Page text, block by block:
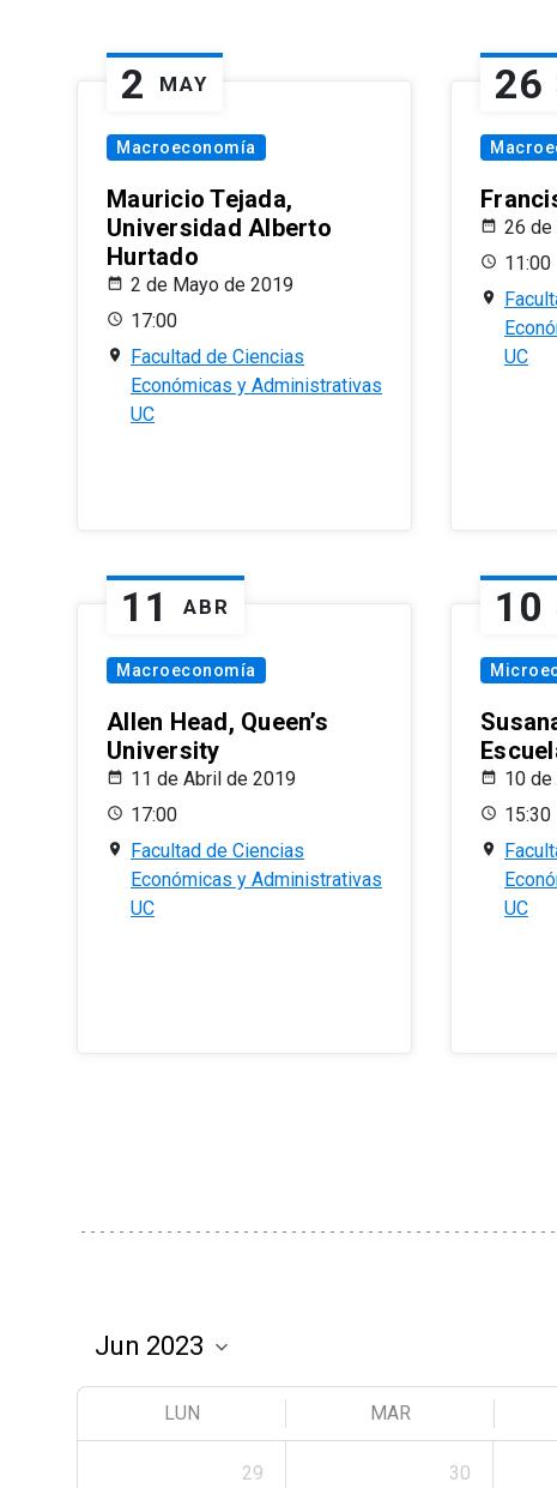
2 MAY
Macroeconomía
Mauricio Tejada,
Universidad Alberto
Hurtado
2 de Mayo de 2019
17:00
Facultad de Ciencias
Económicas y Administrativas
UC
26
26 de
11:00
UC
11 ABR
Macroeconomía
Allen Head, Queen’s
University
11 de Abril de 2019
17:00
Facultad de Ciencias
Económicas y Administrativas
UC
10
10
15:30
UC
LUN MAR
29 30